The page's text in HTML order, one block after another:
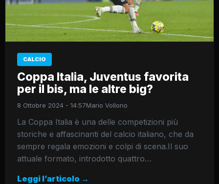
CALCIO
Coppa Italia, Juventus favorita
per il bis, ma le altre big?
8 Ottobre 2024 - 14:57Mario Vollono
La Coppa Italia è una delle competizioni più
storiche e affascinanti del calcio italiano, che da
sempre regala emozioni e colpi di scena.Il suo
attuale formato, introdotto quattro…
Leggi l’articolo →